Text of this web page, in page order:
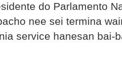
do Parlamento
nee sei termina
service hanesan bai-